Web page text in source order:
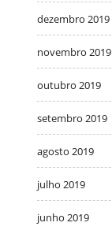
dezembro 2019
novembro 2019
outubro 2019
setembro 2019
agosto 2019
julho 2019
junho 2019